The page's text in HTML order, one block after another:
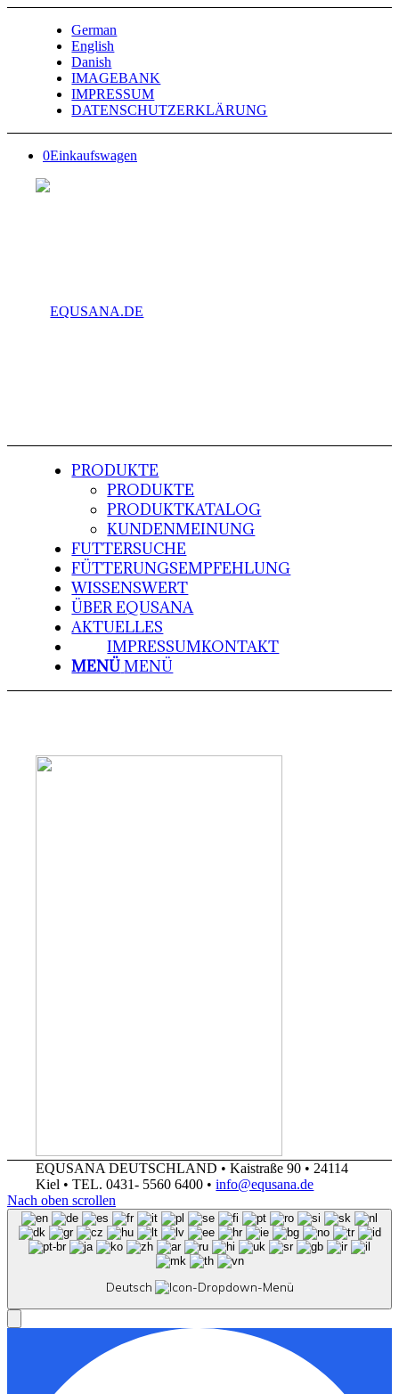
German
English
Danish
IMAGEBANK
IMPRESSUM
DATENSCHUTZERKLÄRUNG
0Einkaufswagen
PRODUKTE
PRODUKTE
PRODUKTKATALOG
KUNDENMEINUNG
FUTTERSUCHE
FÜTTERUNGSEMPFEHLUNG
WISSENSWERT
ÜBER EQUSANA
AKTUELLES
KONTAKT
IMPRESSUM
MENÜ MENÜ
EQUSANA DEUTSCHLAND • Kaistraße 90 • 24114
Kiel • TEL. 0431- 5560 6400 •info@equsana.de
Nach oben scrollen
Deutsch